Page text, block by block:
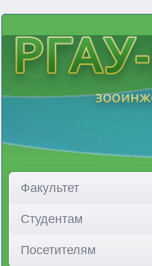
Факультет
Студентам
Посетителям